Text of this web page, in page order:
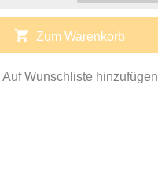
shopping_cart Zum Warenkorb
Auf Wunschliste hinzufügen